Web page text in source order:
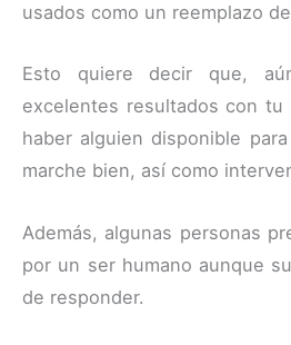
usados como un reemplazo
Esto quiere decir que,
excelentes resultados con tu
haber alguien disponible
marche bien, así como
Además, algunas personas
por un ser humano aunque
de responder.